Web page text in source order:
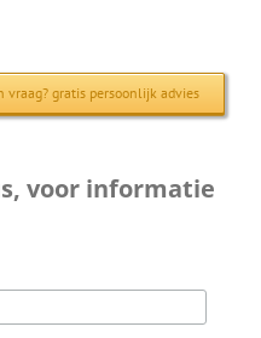
vraag? gratis persoonlijk advies
voor informatie